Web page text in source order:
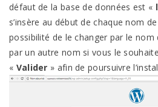
défaut de la base de données est «
s’insère au début de chaque nom
possibilité de le changer par le
par un autre nom si vous le
« Valider » afin de poursuivre